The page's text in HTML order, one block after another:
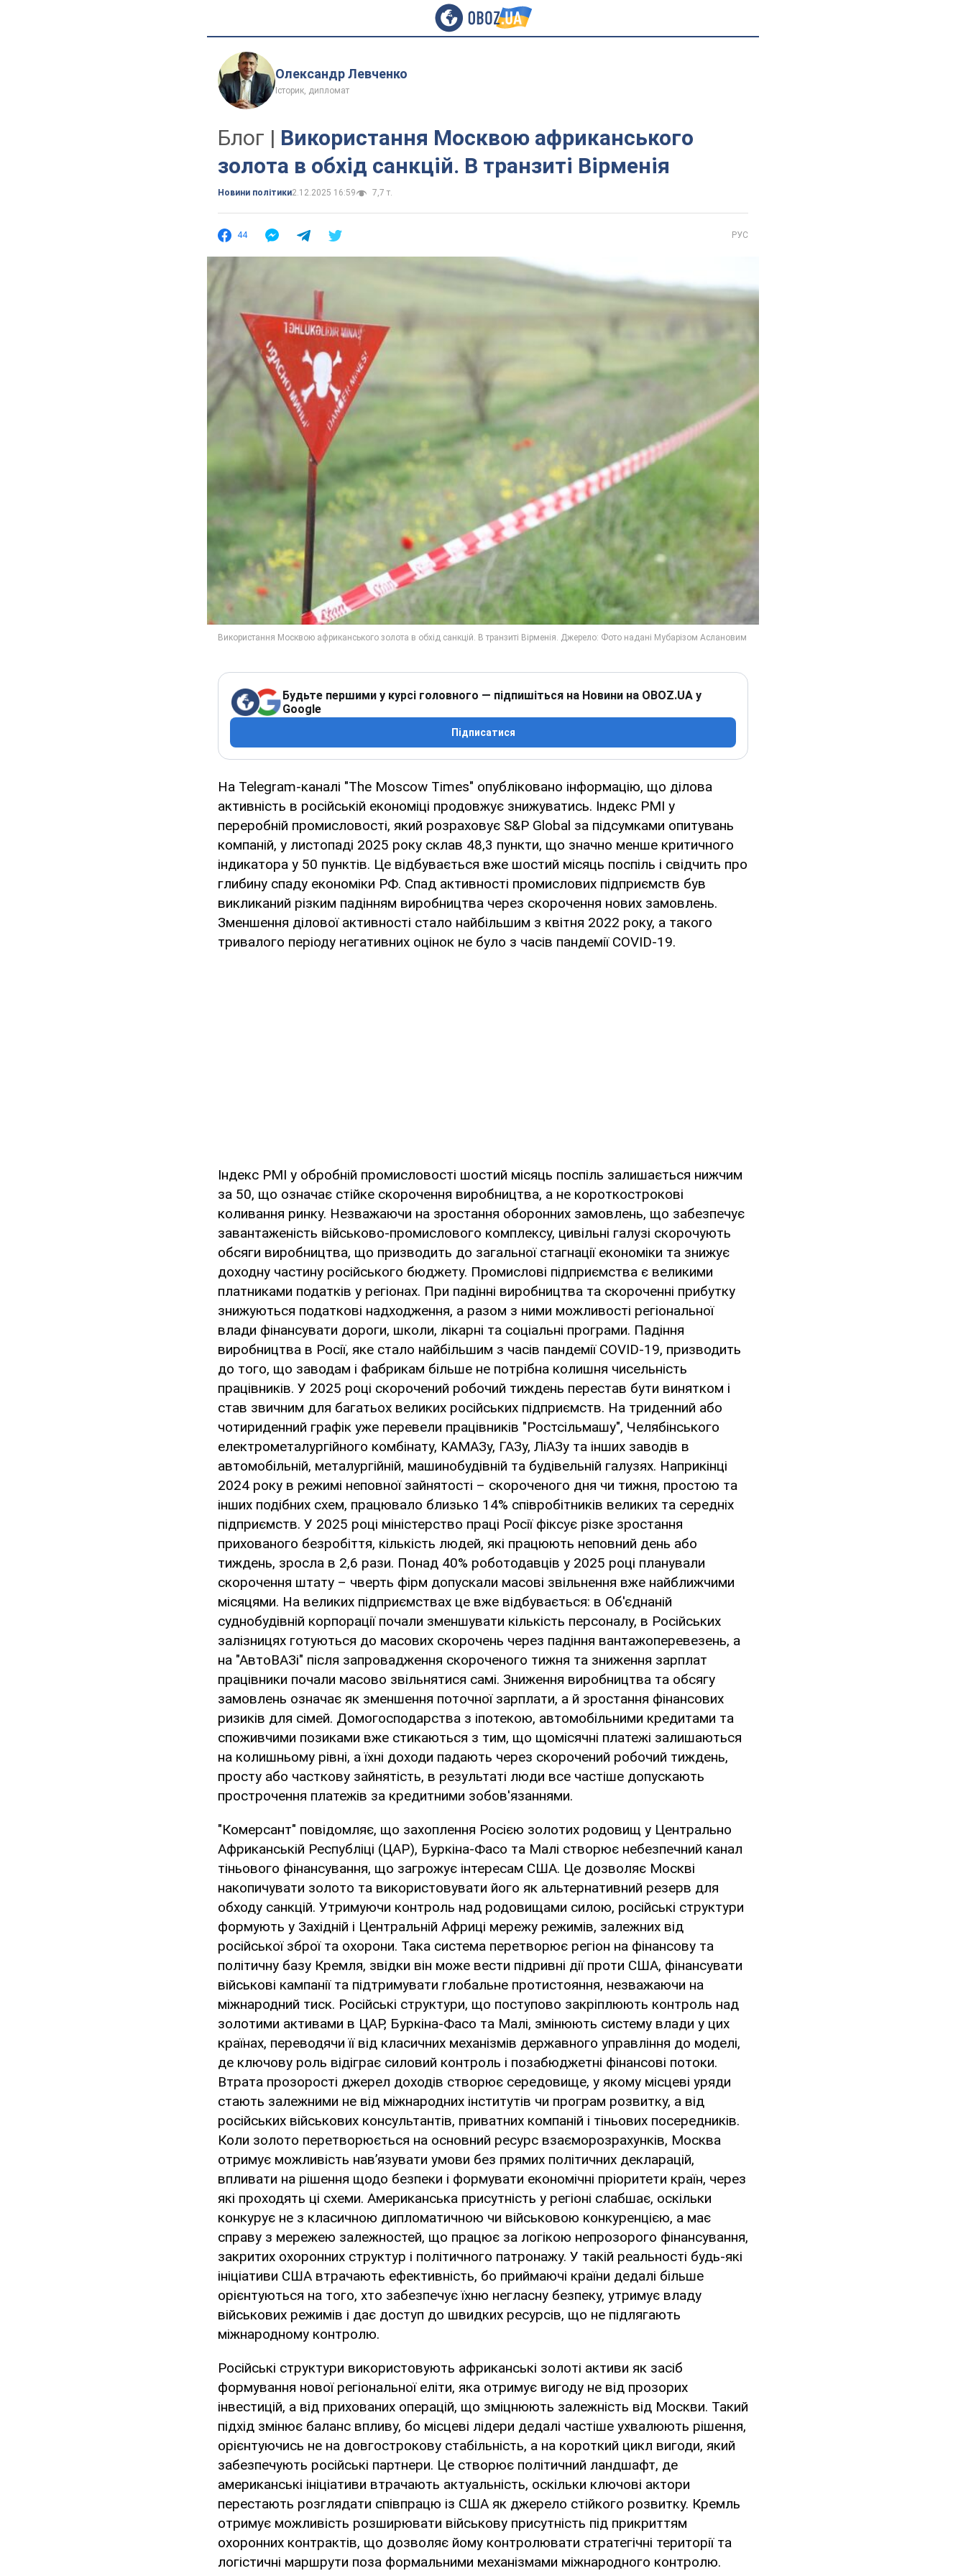
Олександр Левченко
Історик, дипломат
Блог | Використання Москвою африканського
золота в обхід санкцій. В транзиті Вірменія
Новини політики2.12.2025 16:59 7,7 т.
44 РУС
Будьте першими у курсі головного — підпишіться на Новини на OBOZ.UA у
Google
Підписатися
На Telegram-каналі "The Moscow Times" опубліковано інформацію, що ділова
активність в російській економіці продовжує знижуватись. Індекс PMI у
переробній промисловості, який розраховує S&P Global за підсумками опитувань
компаній, у листопаді 2025 року склав 48,3 пункти, що значно менше критичного
індикатора у 50 пунктів. Це відбувається вже шостий місяць поспіль і свідчить про
глибину спаду економіки РФ. Спад активності промислових підприємств був
викликаний різким падінням виробництва через скорочення нових замовлень.
Зменшення ділової активності стало найбільшим з квітня 2022 року, а такого
тривалого періоду негативних оцінок не було з часів пандемії COVID-19.
Індекс PMI у обробній промисловості шостий місяць поспіль залишається нижчим
за 50, що означає стійке скорочення виробництва, а не короткострокові
коливання ринку. Незважаючи на зростання оборонних замовлень, що забезпечує
завантаженість військово-промислового комплексу, цивільні галузі скорочують
обсяги виробництва, що призводить до загальної стагнації економіки та знижує
доходну частину російського бюджету. Промислові підприємства є великими
платниками податків у регіонах. При падінні виробництва та скороченні прибутку
знижуються податкові надходження, а разом з ними можливості регіональної
влади фінансувати дороги, школи, лікарні та соціальні програми. Падіння
виробництва в Росії, яке стало найбільшим з часів пандемії COVID-19, призводить
до того, що заводам і фабрикам більше не потрібна колишня чисельність
працівників. У 2025 році скорочений робочий тиждень перестав бути винятком і
став звичним для багатьох великих російських підприємств. На триденний або
чотириденний графік уже перевели працівників "Ростсільмашу", Челябінського
електрометалургійного комбінату, КАМАЗу, ГАЗу, ЛіАЗу та інших заводів в
автомобільній, металургійній, машинобудівній та будівельній галузях. Наприкінці
2024 року в режимі неповної зайнятості – скороченого дня чи тижня, простою та
інших подібних схем, працювало близько 14% співробітників великих та середніх
підприємств. У 2025 році міністерство праці Росії фіксує різке зростання
прихованого безробіття, кількість людей, які працюють неповний день або
тиждень, зросла в 2,6 рази. Понад 40% роботодавців у 2025 році планували
скорочення штату – чверть фірм допускали масові звільнення вже найближчими
місяцями. На великих підприємствах це вже відбувається: в Об'єднаній
суднобудівній корпорації почали зменшувати кількість персоналу, в Російських
залізницях готуються до масових скорочень через падіння вантажоперевезень, а
на "АвтоВАЗі" після запровадження скороченого тижня та зниження зарплат
працівники почали масово звільнятися самі. Зниження виробництва та обсягу
замовлень означає як зменшення поточної зарплати, а й зростання фінансових
ризиків для сімей. Домогосподарства з іпотекою, автомобільними кредитами та
споживчими позиками вже стикаються з тим, що щомісячні платежі залишаються
на колишньому рівні, а їхні доходи падають через скорочений робочий тиждень,
просту або часткову зайнятість, в результаті люди все частіше допускають
прострочення платежів за кредитними зобов'язаннями.
"Комерсант" повідомляє, що захоплення Росією золотих родовищ у Центрально
Африканській Республіці (ЦАР), Буркіна-Фасо та Малі створює небезпечний канал
тіньового фінансування, що загрожує інтересам США. Це дозволяє Москві
накопичувати золото та використовувати його як альтернативний резерв для
обходу санкцій. Утримуючи контроль над родовищами силою, російські структури
формують у Західній і Центральній Африці мережу режимів, залежних від
російської зброї та охорони. Така система перетворює регіон на фінансову та
політичну базу Кремля, звідки він може вести підривні дії проти США, фінансувати
військові кампанії та підтримувати глобальне протистояння, незважаючи на
міжнародний тиск. Російські структури, що поступово закріплюють контроль над
золотими активами в ЦАР, Буркіна-Фасо та Малі, змінюють систему влади у цих
країнах, переводячи її від класичних механізмів державного управління до моделі,
де ключову роль відіграє силовий контроль і позабюджетні фінансові потоки.
Втрата прозорості джерел доходів створює середовище, у якому місцеві уряди
стають залежними не від міжнародних інститутів чи програм розвитку, а від
російських військових консультантів, приватних компаній і тіньових посередників.
Коли золото перетворюється на основний ресурс взаєморозрахунків, Москва
отримує можливість нав’язувати умови без прямих політичних декларацій,
впливати на рішення щодо безпеки і формувати економічні пріоритети країн, через
які проходять ці схеми. Американська присутність у регіоні слабшає, оскільки
конкурує не з класичною дипломатичною чи військовою конкуренцією, а має
справу з мережею залежностей, що працює за логікою непрозорого фінансування,
закритих охоронних структур і політичного патронажу. У такій реальності будь-які
ініціативи США втрачають ефективність, бо приймаючі країни дедалі більше
орієнтуються на того, хто забезпечує їхню негласну безпеку, утримує владу
військових режимів і дає доступ до швидких ресурсів, що не підлягають
міжнародному контролю.
Російські структури використовують африканські золоті активи як засіб
формування нової регіональної еліти, яка отримує вигоду не від прозорих
інвестицій, а від прихованих операцій, що зміцнюють залежність від Москви. Такий
підхід змінює баланс впливу, бо місцеві лідери дедалі частіше ухвалюють рішення,
орієнтуючись не на довгострокову стабільність, а на короткий цикл вигоди, який
забезпечують російські партнери. Це створює політичний ландшафт, де
американські ініціативи втрачають актуальність, оскільки ключові актори
перестають розглядати співпрацю із США як джерело стійкого розвитку. Кремль
отримує можливість розширювати військову присутність під прикриттям
охоронних контрактів, що дозволяє йому контролювати стратегічні території та
логістичні маршрути поза формальними механізмами міжнародного контролю.